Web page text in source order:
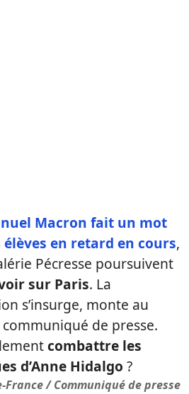
Macron fait un mot
élèves en retard en cours,
Pécresse poursuivent
sur Paris. La
s’insurge, monte au
de presse.
combattre les
d’Anne Hidalgo ?
France / Communiqué de presse